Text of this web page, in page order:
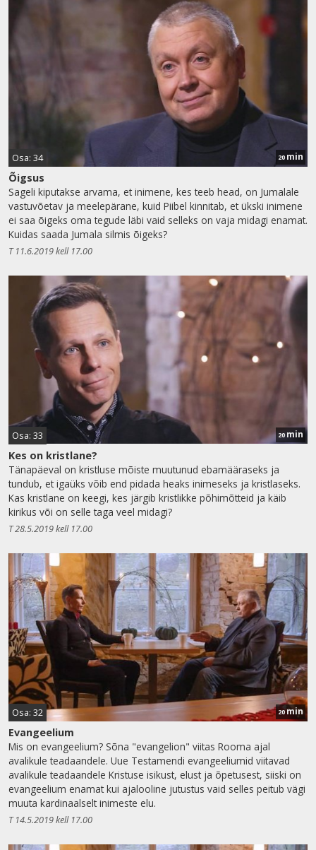
Osa: 34 20 min
Õigsus
Sageli kiputakse arvama, et inimene, kes teeb head, on Jumalale
vastuvõetav ja meelepärane, kuid Piibel kinnitab, et ükski inimene
ei saa õigeks oma tegude läbi vaid selleks on vaja midagi enamat.
Kuidas saada Jumala silmis õigeks?
T 11.6.2019 kell 17.00
Osa: 33 20min
Kes on kristlane?
Tänapäeval on kristluse mõiste muutunud ebamääraseks ja
tundub, et igaüks võib end pidada heaks inimeseks ja kristlaseks.
Kas kristlane on keegi, kes järgib kristlikke põhimõtteid ja käib
kirikus või on selle taga veel midagi?
T 28.5.2019 kell 17.00
Osa: 32 20min
Evangeelium
Mis on evangeelium? Sõna "evangelion" viitas Rooma ajal
avalikule teadaandele. Uue Testamendi evangeeliumid viitavad
avalikule teadaandele Kristuse isikust, elust ja õpetusest, siiski on
evangeelium enamat kui ajalooline jutustus vaid selles peitub vägi
muuta kardinaalselt inimeste elu.
T 14.5.2019 kell 17.00